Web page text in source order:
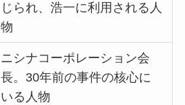
じられ、浩一に利用される人
物
ニシナコーポレーション会
長。30年前の事件の核心に
いる人物